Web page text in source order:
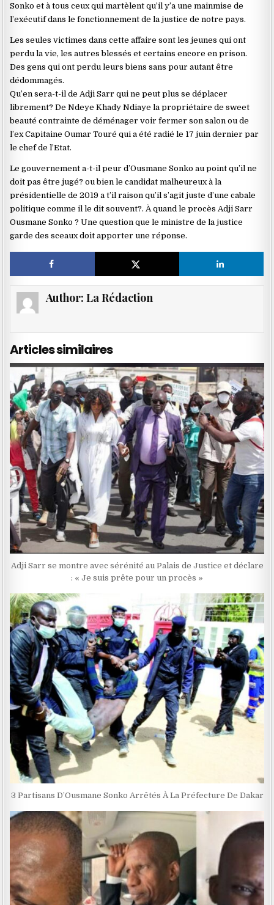
Sonko et à tous ceux qui martèlent qu’il y’a une mainmise de
l’exécutif dans le fonctionnement de la justice de notre pays.
Les seules victimes dans cette affaire sont les jeunes qui ont
perdu la vie, les autres blessés et certains encore en prison.
Des gens qui ont perdu leurs biens sans pour autant être
dédommagés.
Qu’en sera-t-il de Adji Sarr qui ne peut plus se déplacer
librement? De Ndeye Khady Ndiaye la propriétaire de sweet
beauté contrainte de déménager voir fermer son salon ou de
l’ex Capitaine Oumar Touré qui a été radié le 17 juin dernier par
le chef de l’Etat.
Le gouvernement a-t-il peur d’Ousmane Sonko au point qu’il ne
doit pas être jugé? ou bien le candidat malheureux à la
présidentielle de 2019 a t’il raison qu’il s’agit juste d’une cabale
politique comme il le dit souvent?. À quand le procès Adji Sarr
Ousmane Sonko ? Une question que le ministre de la justice
garde des sceaux doit apporter une réponse.
Author: La Rédaction
Articles similaires
Adji Sarr se montre avec sérénité au Palais de Justice et déclare
: « Je suis prête pour un procès »
3 Partisans D’Ousmane Sonko Arrêtés À La Préfecture De Dakar